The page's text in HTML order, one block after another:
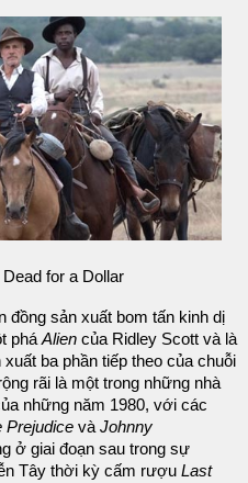
Dead for a Dollar
đồng sản xuất bom tấn kinh dị
pháAlien của Ridley Scott và là
ba phần tiếp theo của chuỗi
rãi là một trong những nhà
những năm 1980, với các
Prejudice vàJohnny
ở giai đoạn sau trong sự
Tây thời kỳ cấm rượu Last